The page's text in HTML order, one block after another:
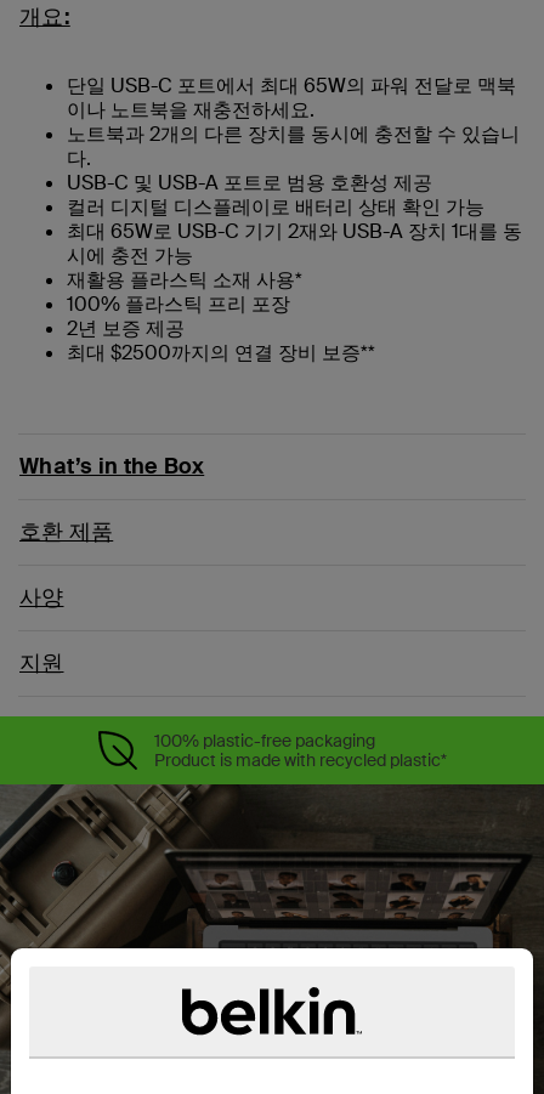
개요:
단일 USB-C 포트에서 최대 65W의 파워 전달로 맥북
이나 노트북을 재충전하세요.
노트북과 2개의 다른 장치를 동시에 충전할 수 있습니
다.
USB-C 및 USB-A 포트로 범용 호환성 제공
컬러 디지털 디스플레이로 배터리 상태 확인 가능
최대 65W로 USB-C 기기 2재와 USB-A 장치 1대를 동
시에 충전 가능
재활용 플라스틱 소재 사용*
100% 플라스틱 프리 포장
2년 보증 제공
최대 $2500까지의 연결 장비 보증**
What’s in the Box
호환 제품
사양
지원
100% plastic-free packaging
Product is made with recycled plastic*